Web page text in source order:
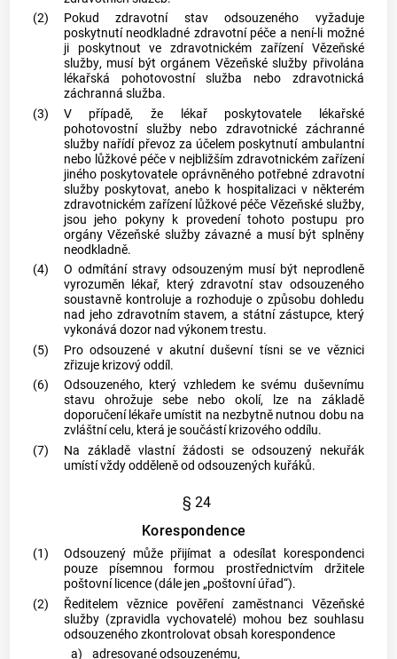
(2)
Pokud zdravotní stav odsouzeného vyžaduje
poskytnutí neodkladné zdravotní péče a není-li možné
ji poskytnout ve zdravotnickém zařízení Vězeňské
služby, musí být orgánem Vězeňské služby přivolána
lékařská pohotovostní služba nebo zdravotnická
záchranná služba.
(3)
V případě, že lékař poskytovatele lékařské
pohotovostní služby nebo zdravotnické záchranné
služby nařídí převoz za účelem poskytnutí ambulantní
nebo lůžkové péče v nejbližším zdravotnickém zařízení
jiného poskytovatele oprávněného potřebné zdravotní
služby poskytovat, anebo k hospitalizaciv některém
zdravotnickém zařízení lůžkové péče Vězeňské služby,
jsou jeho pokyny k provedení tohoto postupu pro
orgányVězeňské službyzávazné a musí být splněny
neodkladně.
(4)
O odmítání stravy odsouzeným musí být neprodleně
vyrozuměn lékař, který zdravotní stav odsouzeného
soustavně kontroluje a rozhoduje o způsobu dohledu
nad jeho zdravotním stavem, a státní zástupce, který
vykonává dozor nad výkonem trestu.
(5)
Pro odsouzené v akutní duševní tísni se ve věznici
zřizuje krizový oddíl.
(6)
Odsouzeného, který vzhledem ke svému duševnímu
stavu ohrožuje sebe nebo okolí, lze na základě
doporučení lékaře umístit na nezbytně nutnou dobu na
zvláštní celu, která je součástí krizového oddílu.
(7)
Na základě vlastní žádosti se odsouzený nekuřák
umístí vždy odděleně od odsouzených kuřáků.
§ 24
Korespondence
(1)
Odsouzený může přijímat a odesílat korespondenci
pouze písemnou formou prostřednictvím držitele
poštovní licence (dále jen „poštovní úřad“).
(2)
Ředitelem věznice pověření zaměstnanci Vězeňské
služby(zpravidla vychovatelé) mohou bez souhlasu
odsouzeného zkontrolovat obsah korespondence
a)
adresované odsouzenému,